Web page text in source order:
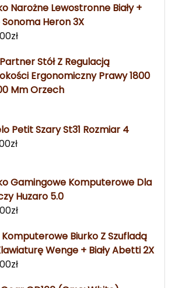
Narożne Lewostronne Biały +
Heron 3X
zł
Stół Z Regulacją
Ergonomiczny Prawy 1800
Mm Orzech
Petit Szary St31 Rozmiar 4
zł
Gamingowe Komputerowe Dla
Huzaro 5.0
zł
Komputerowe Biurko Z Szufladą
Wenge + Biały Abetti 2X
zł